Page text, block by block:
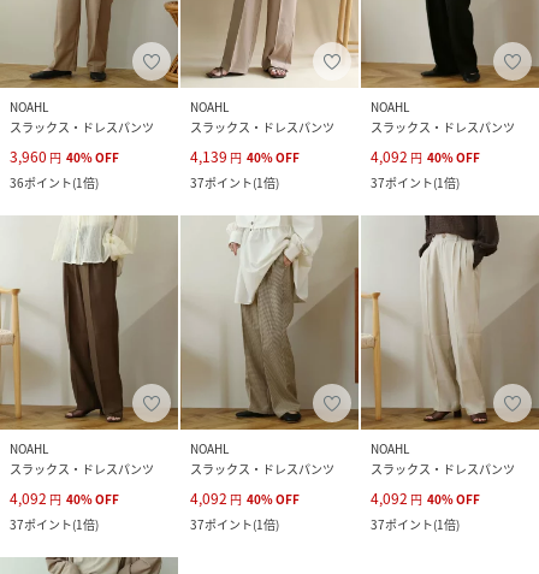
NOAHL
スラックス・ドレスパンツ
3,960 円 40%OFF
36ポイント(1倍)
NOAHL
スラックス・ドレスパンツ
4,139 円 40%OFF
37ポイント(1倍)
NOAHL
スラックス・ドレスパンツ
4,092 円 40%OFF
37ポイント(1倍)
NOAHL
スラックス・ドレスパンツ
4,092 円 40%OFF
37ポイント(1倍)
NOAHL
スラックス・ドレスパンツ
4,092 円 40%OFF
37ポイント(1倍)
NOAHL
スラックス・ドレスパンツ
4,092 円 40%OFF
37ポイント(1倍)